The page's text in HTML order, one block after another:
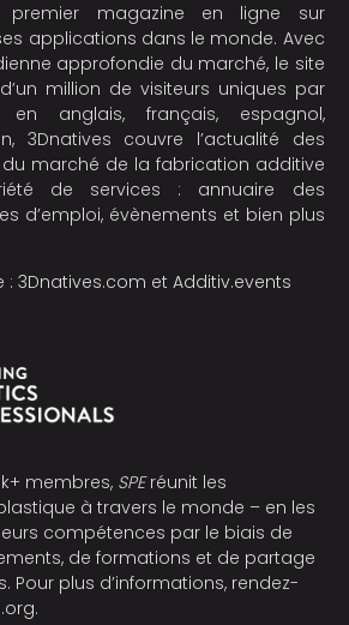
premier magazine en ligne sur
applications dans le monde. Avec
approfondie du marché, le site
million de visiteurs uniques par
en anglais, français, espagnol,
3Dnatives couvre l’actualité des
marché de la fabrication additive
de services : annuaire des
d’emploi, évènements et bien plus
: 3Dnatives.com et Additiv.events
membres, SPEréunit les
à travers le monde – en les
compétences par le biais de
de formations et de partage
Pour plus d’informations, rendez-
.